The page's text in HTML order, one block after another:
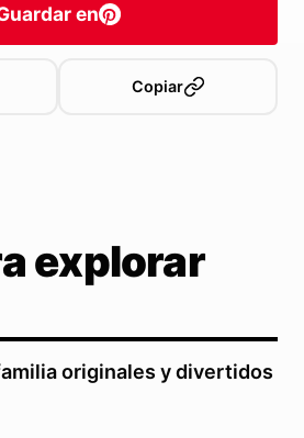
en
Copiar
explorar
originales y divertidos